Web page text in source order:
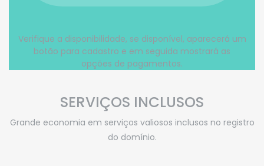
Verifique a disponibilidade, se disponível, aparecerá um
botão para cadastro e em seguida mostrará as
opções de pagamentos.
SERVIÇOS INCLUSOS
Grande economia em serviços valiosos inclusos no registro
do domínio.